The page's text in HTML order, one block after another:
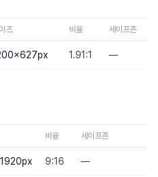
즈 비율 세이프존
px 1.91:1 —
비율 세이프존
px 9:16 —